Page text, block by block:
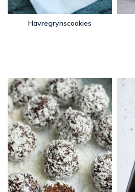
Havregrynscookies